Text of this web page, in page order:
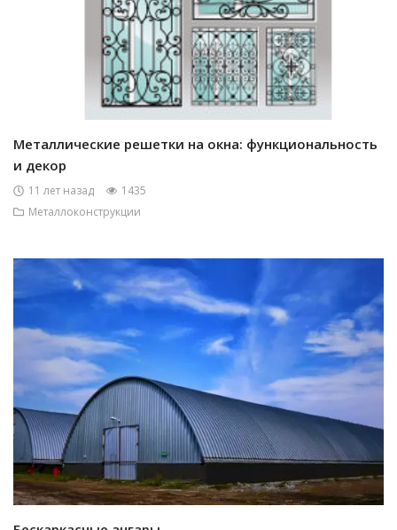
Металлические решетки на окна: функциональность
и декор
11 лет назад
1435
Металлоконструкции